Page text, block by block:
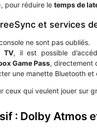
pour réduire le temps de
et services
ne sont pas oubliés.
TV, il est possible
Game Pass, directement
une manette Bluetooth
ceux qui veulent jouer sur
: Dolby Atmos